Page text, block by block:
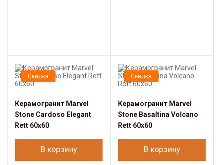
Скидка
Керамогранит Marvel
Stone Cardoso Elegant
Rett 60x60
В корзину
Скидка
Керамогранит Marvel
Stone Basaltina Volcano
Rett 60x60
В корзину